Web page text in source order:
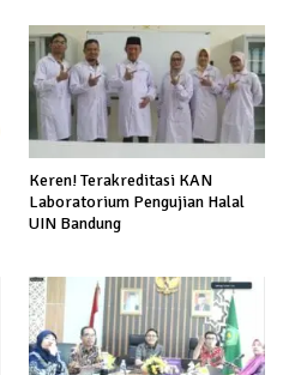
Keren! Terakreditasi KAN
Laboratorium Pengujian Halal
UIN Bandung